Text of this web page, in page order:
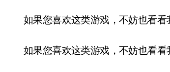
如果您喜欢这类游戏，不妨也看看
如果您喜欢这类游戏，不妨也看看